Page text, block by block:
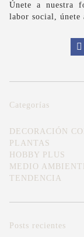
Únete a nuestra
labor social, únete
Categorías
DECORACIÓN
PLANTAS
HOBBY PLUS
MEDIO
TENDENCIA
Posts recientes